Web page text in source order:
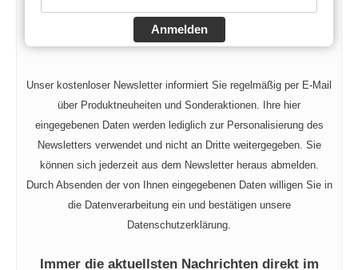
Anmelden
Unser kostenloser Newsletter informiert Sie regelmäßig per E-Mail
über Produktneuheiten und Sonderaktionen. Ihre hier
eingegebenen Daten werden lediglich zur Personalisierung des
Newsletters verwendet und nicht an Dritte weitergegeben. Sie
können sich jederzeit aus dem Newsletter heraus abmelden.
Durch Absenden der von Ihnen eingegebenen Daten willigen Sie in
die Datenverarbeitung ein und bestätigen unsere
Datenschutzerklärung.
Immer die aktuellsten Nachrichten direkt im